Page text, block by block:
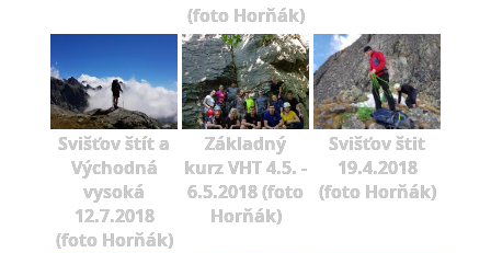
(foto Horňák)
Svišťov štít a
Východná
vysoká
12.7.2018
(foto Horňák)
Základný
kurz VHT 4.5. -
6.5.2018 (foto
Horňák)
Svišťov štit
19.4.2018
(foto Horňák)